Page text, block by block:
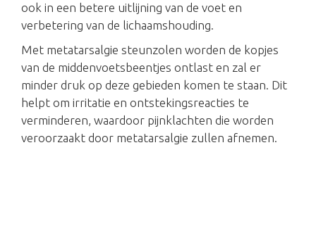
ook in een betere uitlijning van de voet en
verbetering van de lichaamshouding.
Met metatarsalgie steunzolen worden de kopjes
van de middenvoetsbeentjes ontlast en zal er
minder druk op deze gebieden komen te staan. Dit
helpt om irritatie en ontstekingsreacties te
verminderen, waardoor pijnklachten die worden
veroorzaakt door metatarsalgie zullen afnemen.